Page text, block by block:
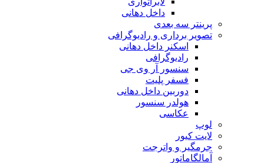
داخل دهانی
پرینتر سه بعدی
تصویر برداری و رادیوگرافی
اسکنر داخل دهانی
رادیوگرافی
سنسور آر وی جی
فسفر پلیت
دوربین داخل دهانی
هولدر سنسور
عکاسی
لوپ
لایت کیور
جرمگیر و واترجت
آمالگاماتور